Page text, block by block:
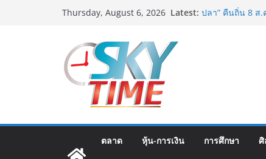
Thursday, August 6, 2026 Latest: อดีตแข้งดังทีมชา
มูลนิธิกองทุนนิย
โครงการ ประก
ต้นตำรับ 4 ภูมิภ
ตลาด หุ้น-การเงิน การศึกษา